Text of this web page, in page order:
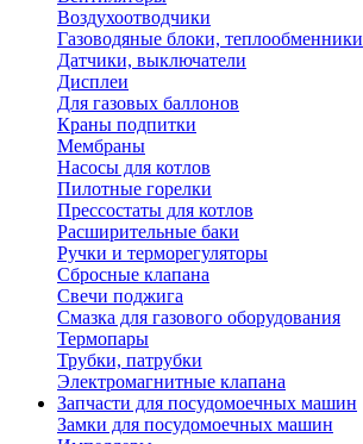
Воздухоотводчики
Газоводяные блоки, теплообменники
Датчики, выключатели
Дисплеи
Для газовых баллонов
Краны подпитки
Мембраны
Насосы для котлов
Пилотные горелки
Прессостаты для котлов
Расширительные баки
Ручки и терморегуляторы
Сбросные клапана
Свечи поджига
Смазка для газового оборудования
Термопары
Трубки, патрубки
Электромагнитные клапана
Запчасти для посудомоечных машин
Замки для посудомоечных машин